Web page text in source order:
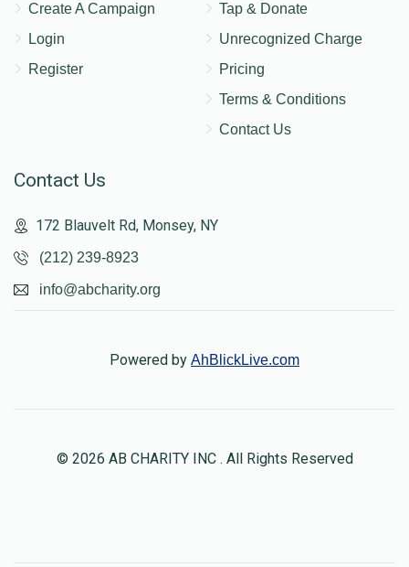
Create A Campaign
Login
Register
Tap & Donate
Unrecognized Charge
Pricing
Terms & Conditions
Contact Us
Contact Us
172 Blauvelt Rd, Monsey, NY
(212) 239-8923
info@abcharity.org
Powered by AhBlickLive.com
© 2026 AB CHARITY INC . All Rights Reserved